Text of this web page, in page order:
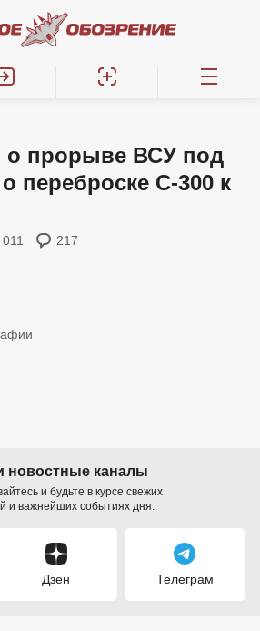
о прорыве ВСУ под
переброске С-300 к
217
новостные каналы
и будьте в курсе свежих
и важнейших событиях дня.
Дзен Телеграм